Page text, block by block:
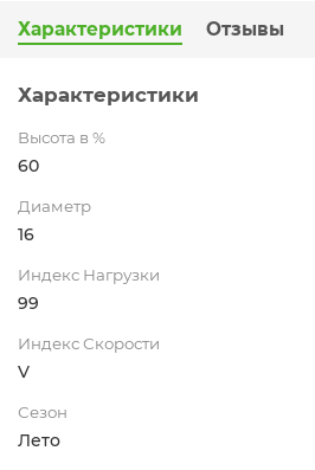
Характеристики Отзывы
Характеристики
Высота в %
60
Диаметр
16
Индекс Нагрузки
99
Индекс Скорости
V
Сезон
Лето